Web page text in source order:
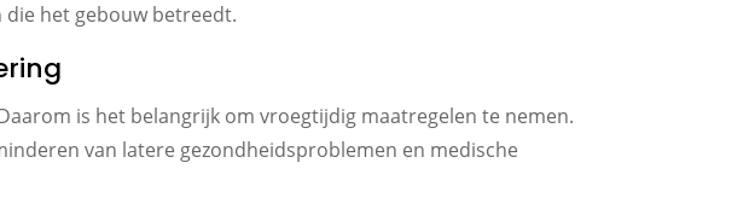
het gebouw betreedt.
is het belangrijk om vroegtijdig maatregelen te nemen.
van latere gezondheidsproblemen en medische